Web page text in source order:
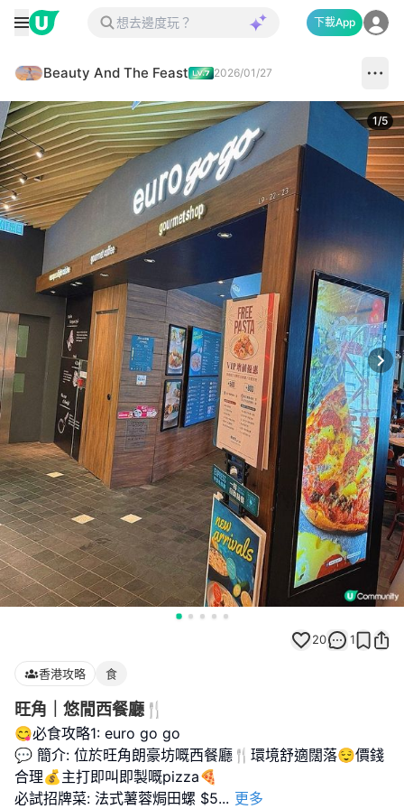
下載App
Beauty And The Feast 2026/01/27
1/5
20 1
香港攻略 食
旺角｜悠閒西餐廳🍴
😋必食攻略1: euro go go
💬 簡介: 位於旺角朗豪坊嘅西餐廳🍴環境舒適闊落😌價錢
合理💰主打即叫即製嘅pizza🍕
必試招牌菜: 法式薯蓉焗田螺 $5... 更多